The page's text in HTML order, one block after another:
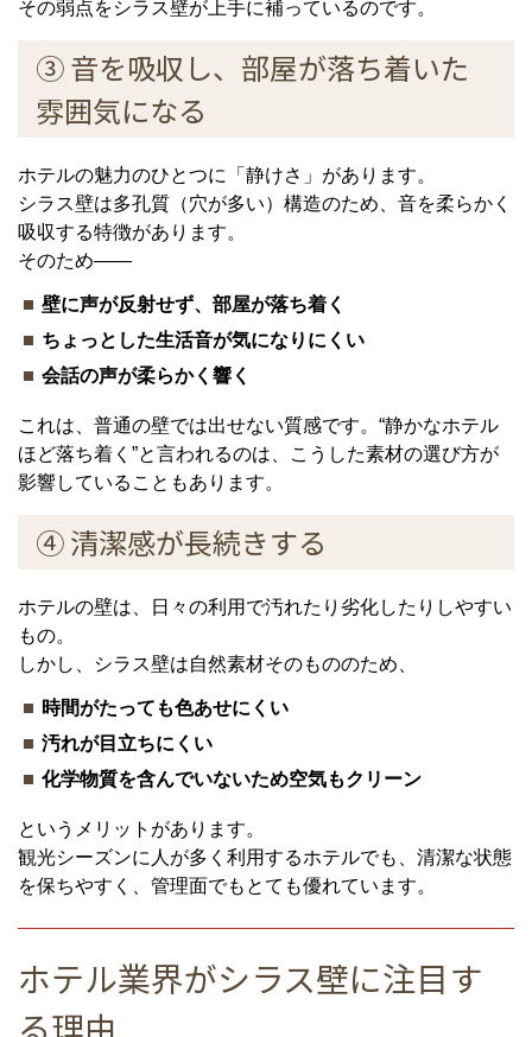
その弱点をシラス壁が上手に補っているのです。
③ 音を吸収し、部屋が落ち着いた
雰囲気になる
ホテルの魅力のひとつに「静けさ」があります。
シラス壁は多孔質（穴が多い）構造のため、音を柔らかく
吸収する特徴があります。
そのため——
壁に声が反射せず、部屋が落ち着く
ちょっとした生活音が気になりにくい
会話の声が柔らかく響く
これは、普通の壁では出せない質感です。“静かなホテル
ほど落ち着く”と言われるのは、こうした素材の選び方が
影響していることもあります。
④ 清潔感が長続きする
ホテルの壁は、日々の利用で汚れたり劣化したりしやすい
もの。
しかし、シラス壁は自然素材そのもののため、
時間がたっても色あせにくい
汚れが目立ちにくい
化学物質を含んでいないため空気もクリーン
というメリットがあります。
観光シーズンに人が多く利用するホテルでも、清潔な状態
を保ちやすく、管理面でもとても優れています。
ホテル業界がシラス壁に注目す